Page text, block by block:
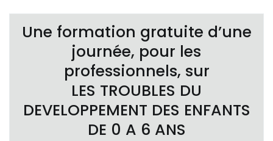
Une formation gratuite d’une
journée, pour les
professionnels, sur
LES TROUBLES DU
DEVELOPPEMENT DES ENFANTS
DE 0 A 6 ANS